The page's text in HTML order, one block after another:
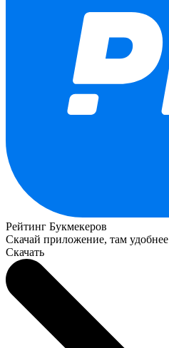
Рейтинг Букмекеров
Скачай приложение, там удобнее
Скачать